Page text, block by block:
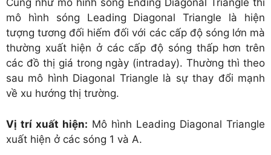
Cũng như mô hình sóng Ending Diagonal Triangle thì
mô hình sóng Leading Diagonal Triangle là hiện
tượng tương đối hiếm đối với các cấp độ sóng lớn mà
thường xuất hiện ở các cấp độ sóng thấp hơn trên
các đồ thị giá trong ngày (intraday). Thường thì theo
sau mô hình Diagonal Triangle là sự thay đổi mạnh
về xu hướng thị trường.
Vị trí xuất hiện: Mô hình Leading Diagonal Triangle
xuất hiện ở các sóng 1 và A.